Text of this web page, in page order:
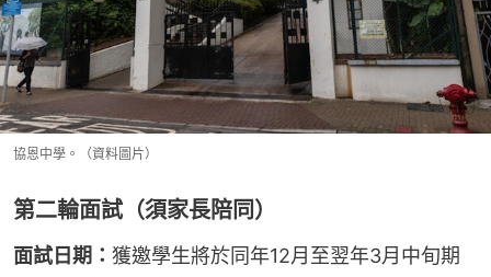
協恩中學。（資料圖片）
第二輪面試（須家長陪同）
面試日期： 獲邀學生將於同年12月至翌年3月中旬期